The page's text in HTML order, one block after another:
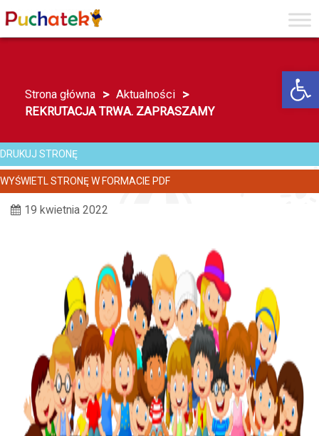
Strona główna > Aktualności >
REKRUTACJA TRWA. ZAPRASZAMY
DRUKUJ STRONĘ
WYŚWIETL STRONĘ W FORMACIE PDF
19 kwietnia 2022